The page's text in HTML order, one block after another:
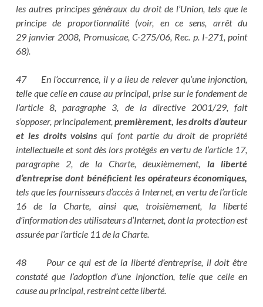
les autres principes généraux du droit de l’Union, tels que le
principe de proportionnalité (voir, en ce sens, arrêt du
29 janvier 2008, Promusicae, C-275/06, Rec. p. I-271, point
68).
47 En l’occurrence, il y a lieu de relever qu’une injonction,
telle que celle en cause au principal, prise sur le fondement de
l’article 8, paragraphe 3, de la directive 2001/29, fait
s’opposer, principalement,premièrement, les droits d’auteur
et les droits voisinsqui font partie du droit de propriété
intellectuelle et sont dès lors protégés en vertu de l’article 17,
paragraphe 2, de la Charte, deuxièmement, la liberté
d’entreprise dont bénéficient les opérateurs économiques,
tels que les fournisseurs d’accès à Internet, en vertu de l’article
16 de la Charte, ainsi que, troisièmement, la liberté
d’information des utilisateurs d’Internet, dont la protection est
assurée par l’article 11 de la Charte.
48 Pour ce qui est de la liberté d’entreprise, il doit être
constaté que l’adoption d’une injonction, telle que celle en
cause au principal, restreint cette liberté.